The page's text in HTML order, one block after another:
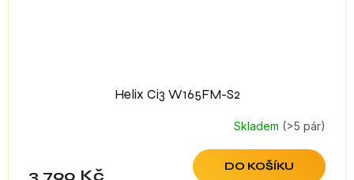
Helix Ci3 W165FM-S2
Skladem (>5 pár)
3 790 Kč DO KOŠÍKU